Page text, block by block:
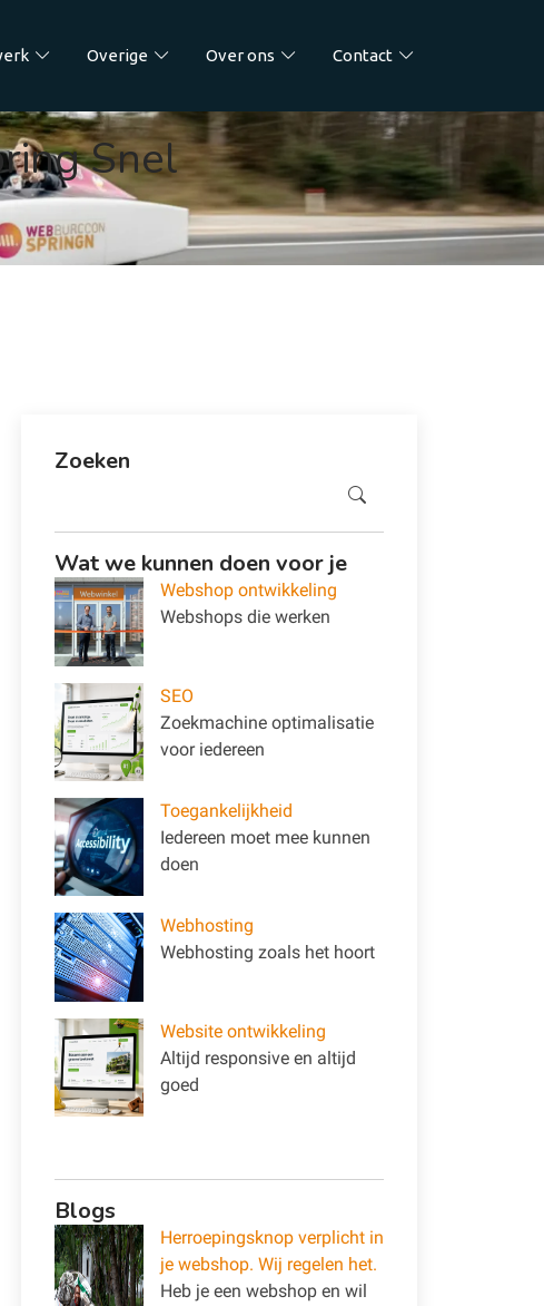
Overige Over ons Contact
Snel
Zoeken
Wat we kunnen doen voor je
Webshop ontwikkeling
Webshops die werken
SEO
Zoekmachine optimalisatie
voor iedereen
Toegankelijkheid
Iedereen moet mee kunnen
doen
Webhosting
Webhosting zoals het hoort
Website ontwikkeling
Altijd responsive en altijd
goed
Blogs
Herroepingsknop verplicht in
je webshop. Wij regelen het.
Heb je een webshop en wil